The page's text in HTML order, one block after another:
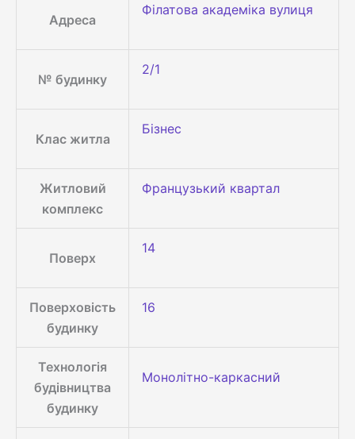
Адреса
Філатова академіка вулиця
№ будинку
2/1
Клас житла
Бізнес
Житловий
комплекс
Французький квартал
Поверх
14
Поверховість
будинку
16
Технологія
будівництва
будинку
Монолітно-каркасний